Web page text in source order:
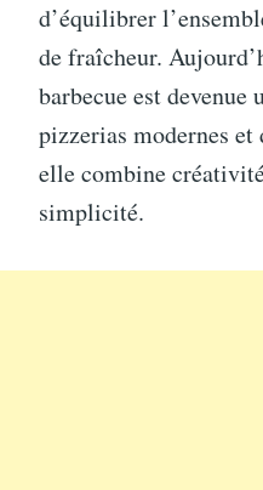
d’équilibrer
de fraîcheur.
barbecue est devenue
pizzerias modernes
elle combine
simplicité.